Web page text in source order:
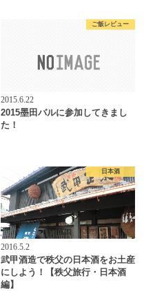
ご飯レビュー
2015.6.22
2015墨田バルに参加してきまし
た！
日本酒
2016.5.2
武甲酒造で秩父の日本酒をお土産
にしよう！【秩父旅行・日本酒
編】